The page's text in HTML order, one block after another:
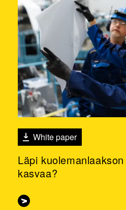
White paper
Läpi
kasvaa?